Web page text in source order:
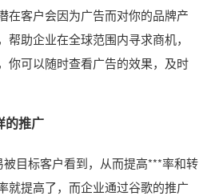
在客户会因为广告而对你的品牌产
助企业在全球范围内寻求商机，
你可以随时查看广告的效果，及时
的推广
目标客户看到，从而提高***率和转
就提高了，而企业通过谷歌的推广